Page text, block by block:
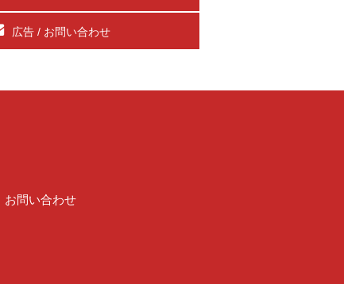
広告 / お問い合わせ
お問い合わせ